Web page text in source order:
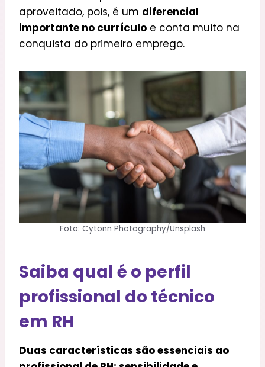
aproveitado, pois, é um diferencial
importante no currículo e conta muito na
conquista do primeiro emprego.
Foto: Cytonn Photography/Unsplash
Saiba qual é o perfil
profissional do técnico
em RH
Duas características são essenciais ao